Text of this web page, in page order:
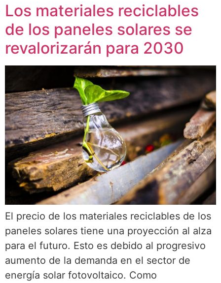
Los materiales reciclables
de los paneles solares se
revalorizarán para 2030
El precio de los materiales reciclables de los
paneles solares tiene una proyección al alza
para el futuro. Esto es debido al progresivo
aumento de la demanda en el sector de
energía solar fotovoltaico. Como